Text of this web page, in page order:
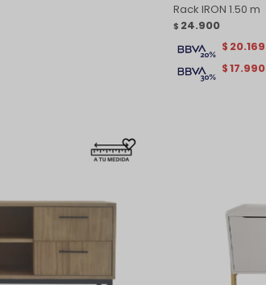
Rack IRON 1.50 m
$ 24.900
$ 17.990
$ 20.169